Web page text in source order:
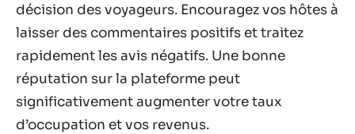
décision des voyageurs. Encouragez vos hôtes à
laisser des commentaires positifs et traitez
rapidement les avis négatifs. Une bonne
réputation sur la plateforme peut
significativement augmenter votre taux
d’occupation et vos revenus.